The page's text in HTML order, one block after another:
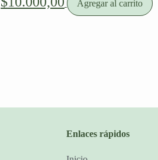
Agregar al carrito
Enlaces rápidos